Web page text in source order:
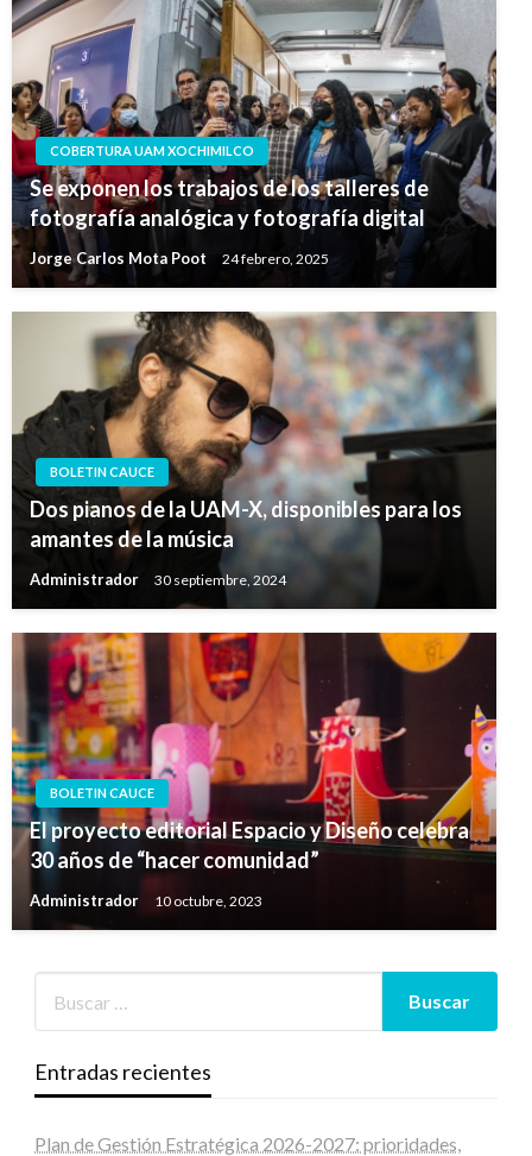
COBERTURA UAM XOCHIMILCO
Se exponen los trabajos de los talleres de
fotografía analógica y fotografía digital
Jorge Carlos Mota Poot 24 febrero, 2025
BOLETIN CAUCE
Dos pianos de la UAM-X, disponibles para los
amantes de la música
Administrador 30 septiembre, 2024
BOLETIN CAUCE
El proyecto editorial Espacio y Diseño celebra
30 años de “hacer comunidad”
Administrador 10 octubre, 2023
Entradas recientes
Plan de Gestión Estratégica 2026-2027: prioridades,